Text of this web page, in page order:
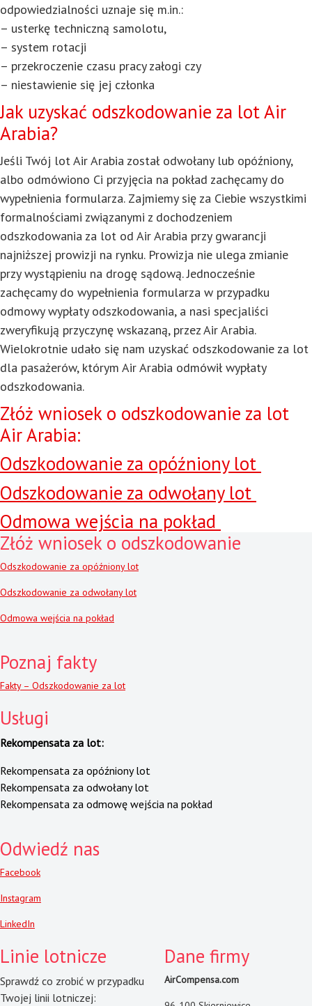
odpowiedzialności uznaje się m.in.:
– usterkę techniczną samolotu,
– system rotacji
– przekroczenie czasu pracy załogi czy
– niestawienie się jej członka
Jak uzyskać odszkodowanie za lot Air
Arabia?
Jeśli Twój lot Air Arabia został odwołany lub opóźniony,
albo odmówiono Ci przyjęcia na pokład zachęcamy do
wypełnienia formularza. Zajmiemy się za Ciebie wszystkimi
formalnościami związanymi z dochodzeniem
odszkodowania za lot od Air Arabia przy gwarancji
najniższej prowizji na rynku. Prowizja nie ulega zmianie
przy wystąpieniu na drogę sądową. Jednocześnie
zachęcamy do wypełnienia formularza w przypadku
odmowy wypłaty odszkodowania, a nasi specjaliści
zweryfikują przyczynę wskazaną, przez Air Arabia.
Wielokrotnie udało się nam uzyskać odszkodowanie za lot
dla pasażerów, którym Air Arabia odmówił wypłaty
odszkodowania.
Złóż wniosek o odszkodowanie za lot
Air Arabia:
Odszkodowanie za opóźniony lot
Odszkodowanie za odwołany lot
Odmowa wejścia na pokład
Złóż wniosek o odszkodowanie
Odszkodowanie za opóźniony lot
Odszkodowanie za odwołany lot
Odmowa wejścia na pokład
Poznaj fakty
Fakty – Odszkodowanie za lot
Usługi
Rekompensata za lot:
Rekompensata za opóźniony lot
Rekompensata za odwołany lot
Rekompensata za odmowę wejścia na pokład
Odwiedź nas
Facebook
Instagram
LinkedIn
Linie lotnicze
Sprawdź co zrobić w przypadku
Twojej linii lotniczej:
Dane firmy
AirCompensa.com